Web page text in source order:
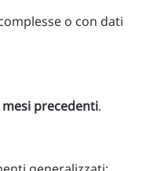
o con dati
precedenti.